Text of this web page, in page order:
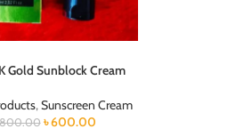
Gold Sunblock Cream
,Sunscreen Cream
৳600.00